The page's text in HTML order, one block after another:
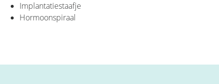
Implantatiestaafje
Hormoonspiraal